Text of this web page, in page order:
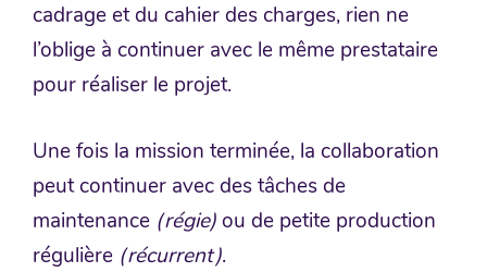
cadrage et du cahier des charges, rien ne
l’oblige à continuer avec le même prestataire
pour réaliser le projet.
Une fois la mission terminée, la collaboration
peut continuer avec des tâches de
maintenance (régie) ou de petite production
régulière (récurrent).